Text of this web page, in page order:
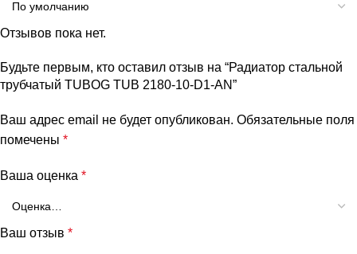
Отзывов пока нет.
Будьте первым, кто оставил отзыв на “Радиатор стальной
трубчатый TUBOG TUB 2180-10-D1-AN”
Ваш адрес email не будет опубликован. Обязательные поля
помечены *
Ваша оценка *
Ваш отзыв *